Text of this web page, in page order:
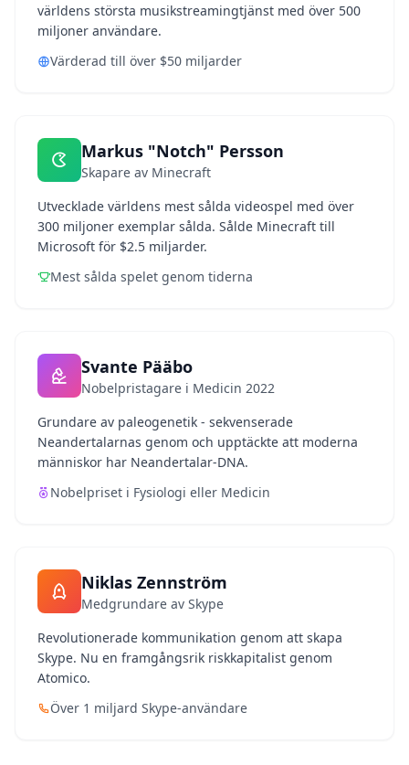
världens största musikstreamingtjänst med över 500
miljoner användare.
Värderad till över $50 miljarder
Markus "Notch" Persson
Skapare av Minecraft
Utvecklade världens mest sålda videospel med över
300 miljoner exemplar sålda. Sålde Minecraft till
Microsoft för $2.5 miljarder.
Mest sålda spelet genom tiderna
Svante Pääbo
Nobelpristagare i Medicin 2022
Grundare av paleogenetik - sekvenserade
Neandertalarnas genom och upptäckte att moderna
människor har Neandertalar-DNA.
Nobelpriset i Fysiologi eller Medicin
Niklas Zennström
Medgrundare av Skype
Revolutionerade kommunikation genom att skapa
Skype. Nu en framgångsrik riskkapitalist genom
Atomico.
Över 1 miljard Skype-användare